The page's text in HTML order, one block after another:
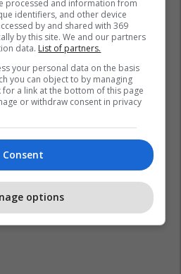
processed and information from
identifiers, and other device
by and shared with 369
by this site. We and our partners
data. List of partners.
your personal data on the basis
you can object to by managing
a link at the bottom of this page
or withdraw consent in privacy
Consent
options